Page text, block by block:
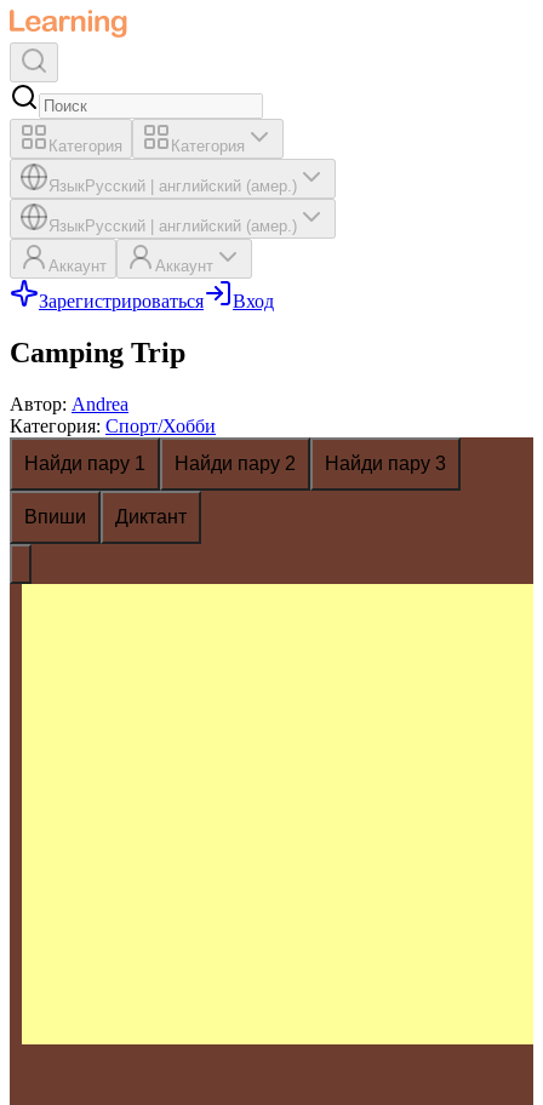
Категория Категория
ЯзыкРусский английский (амер.)
ЯзыкРусский английский (амер.)
Аккаунт Аккаунт
Зарегистрироваться Вход
Camping Trip
Автор: Andrea
Категория: Спорт/Хобби
Найди пару 1
Найди пару 2 Найди пару 3
Впиши Диктант